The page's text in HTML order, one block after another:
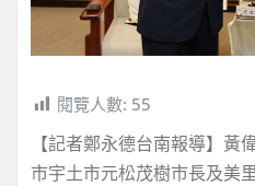
閱覽人數: 55
【記者鄭永德台南報導】黃
市宇土市元松茂樹市長及美